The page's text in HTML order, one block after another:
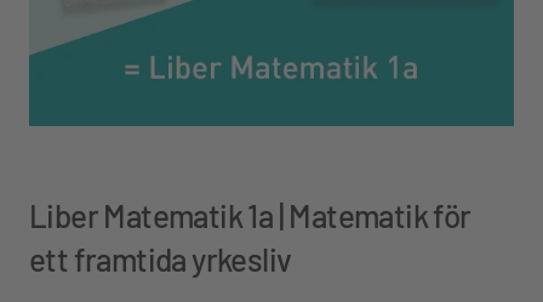
Liber Matematik 1a | Matematik för
ett framtida yrkesliv